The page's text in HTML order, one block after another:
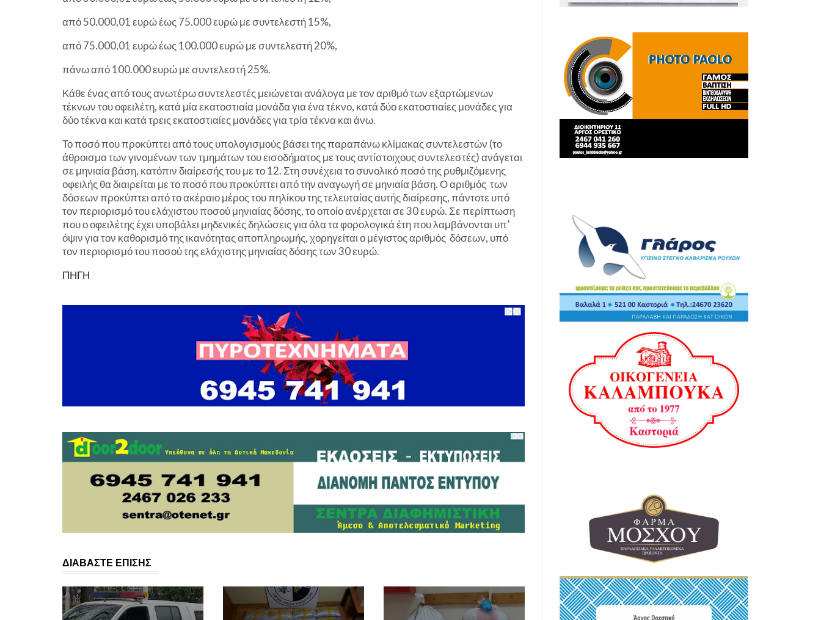
από 50.000,01 ευρώ έως 75.000 ευρώ με συντελεστή 15%,
από 75.000,01 ευρώ έως 100.000 ευρώ με συντελεστή 20%,
πάνω από 100.000 ευρώ με συντελεστή 25%.
Κάθε ένας από τους ανωτέρω συντελεστές μειώνεται ανάλογα με τον αριθμό των εξαρτώμενων
τέκνων του οφειλέτη, κατά μία εκατοστιαία μονάδα για ένα τέκνο, κατά δύο εκατοστιαίες μονάδες για
δύο τέκνα και κατά τρεις εκατοστιαίες μονάδες για τρία τέκνα και άνω.
Το ποσό που προκύπτει από τους υπολογισμούς βάσει της παραπάνω κλίμακας συντελεστών (το
άθροισμα των γινομένων των τμημάτων του εισοδήματος με τους αντίστοιχους συντελεστές) ανάγεται
σε μηνιαία βάση, κατόπιν διαίρεσής του με το 12. Στη συνέχεια το συνολικό ποσό της ρυθμιζόμενης
οφειλής θα διαιρείται με το ποσό που προκύπτει από την αναγωγή σε μηνιαία βάση. Ο αριθμός των
δόσεων προκύπτει από το ακέραιο μέρος του πηλίκου της τελευταίας αυτής διαίρεσης, πάντοτε υπό
τον περιορισμό του ελάχιστου ποσού μηνιαίας δόσης, το οποίο ανέρχεται σε 30 ευρώ. Σε περίπτωση
που ο οφειλέτης έχει υποβάλει μηδενικές δηλώσεις για όλα τα φορολογικά έτη που λαμβάνονται υπ’
όψιν για τον καθορισμό της ικανότητας αποπληρωμής, χορηγείται ο μέγιστος αριθμός δόσεων, υπό
τον περιορισμό του ποσού της ελάχιστης μηνιαίας δόσης των 30 ευρώ.
ΠΗΓΗ
ΔΙΑΒΑΣΤΕ ΕΠΙΣΗΣ